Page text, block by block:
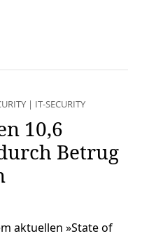
| IT-SECURITY
10,6
Betrug
aktuellen »State of